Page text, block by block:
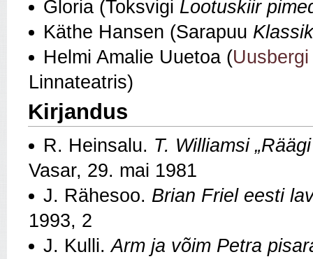
Gloria (Toksvigi Lootuskiir
Käthe Hansen (Sarapuu
Helmi Amalie Uuetoa (Uusbergi
Linnateatris)
Kirjandus
R. Heinsalu. T. Williamsi
Vasar, 29. mai 1981
J. Rähesoo. Brian Friel eesti
1993, 2
J. Kulli.Arm ja võim Petra